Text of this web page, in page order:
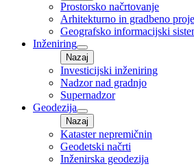
Prostorsko načrtovanje
Arhitekturno in gradbeno
Geografsko informacijski
Inženiring
Nazaj
Investicijski inženiring
Nadzor nad gradnjo
Supernadzor
Geodezija
Nazaj
Kataster nepremičnin
Geodetski načrti
Inženirska geodezija